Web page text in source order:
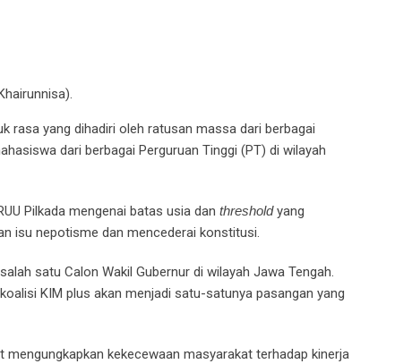
rasa yang dihadiri oleh ratusan massa dari berbagai
dari berbagai Perguruan Tinggi (PT) di wilayah
Pilkada mengenai batas usia dan thresholdyang
isu nepotisme dan mencederai konstitusi.
satu Calon Wakil Gubernur di wilayah Jawa Tengah.
KIM plus akan menjadi satu-satunya pasangan yang
kekecewaan masyarakat terhadap kinerja